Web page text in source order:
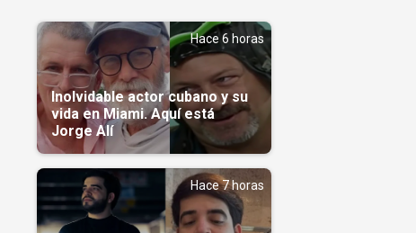
Hace 6 horas
Inolvidable actor cubano y su
vida en Miami. Aquí está
Jorge Alí
Hace 7 horas